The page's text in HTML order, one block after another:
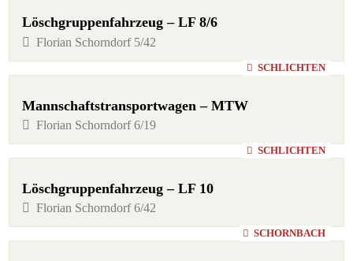
Löschgruppenfahrzeug – LF 8/6
Florian Schorndorf 5/42
SCHLICHTEN
Mannschaftstransportwagen – MTW
Florian Schorndorf 6/19
SCHLICHTEN
Löschgruppenfahrzeug – LF 10
Florian Schorndorf 6/42
SCHORNBACH